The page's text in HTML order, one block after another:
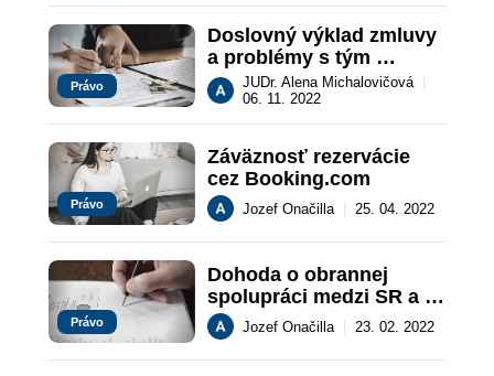
Právo
Doslovný výklad zmluvy
a problémy s tým
spojenéJUDr. Alena Michalovičová
06. 11. 2022
Právo
Záväznosť rezervácie
cez Booking.com
Jozef Onačilla 25. 04. 2022
Právo
Dohoda o obrannej
spolupráci medzi SR a
USAJozef Onačilla 23. 02. 2022